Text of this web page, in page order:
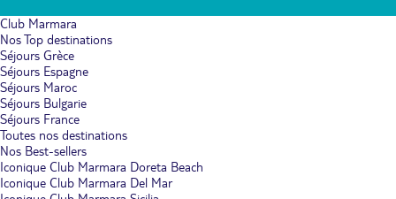
Club Marmara
Nos Top destinations
Séjours Grèce
Séjours Espagne
Séjours Maroc
Séjours Bulgarie
Séjours France
Toutes nos destinations
Nos Best-sellers
Iconique Club Marmara Doreta Beach
Iconique Club Marmara Del Mar